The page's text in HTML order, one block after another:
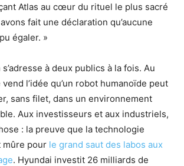
Atlas au cœur du rituel le plus sacré
fait une déclaration qu’aucune
égaler. »
à deux publics à la fois. Au
l’idée qu’un robot humanoïde peut
sans filet, dans un environnement
Aux investisseurs et aux industriels,
: la preuve que la technologie
mûre pour le grand saut des labos aux
. Hyundai investit 26 milliards de